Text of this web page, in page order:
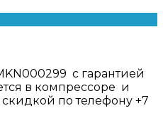
с гарантией
в компрессоре и
по телефону +7